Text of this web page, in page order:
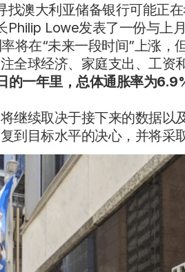
找澳大利亚储备银行可能正
Lowe发表了一份与上
将在“未来一段时间”上涨，
全球经济、家庭支出、工资
的一年里，总体通胀率为
继续取决于接下来的数据以
到目标水平的决心，并将采